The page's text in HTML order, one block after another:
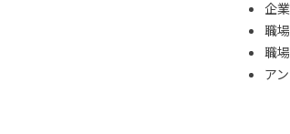
企
職
職
ア